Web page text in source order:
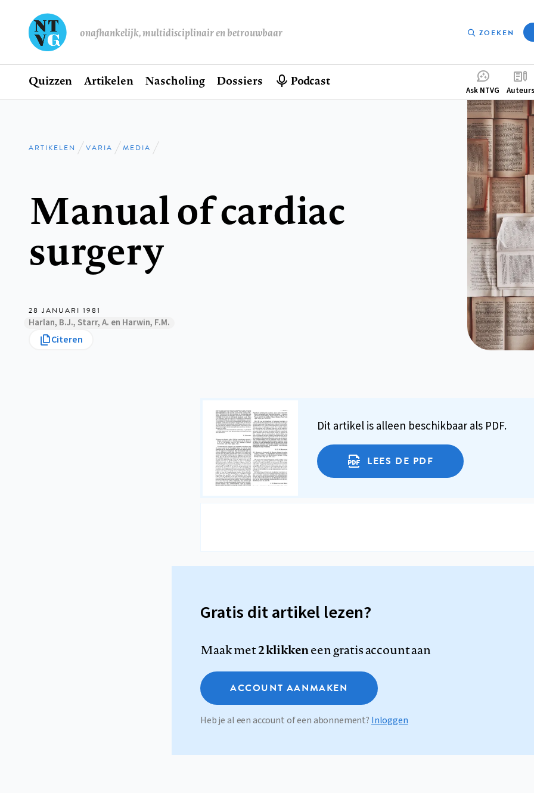
onafhankelijk, multidisciplinair en betrouwbaar ZOEKEN
Hoofdnavigatie
Home
Quizzen Artikelen Nascholing Dossiers Podcast
menu
Ask NTVG Auteurs
Kruimelpad
ARTIKELEN VARIA MEDIA
Manual of cardiac
surgery
28 JANUARI 1981
Harlan, B.J., Starr, A. en Harwin, F.M.
Citeren
Dit artikel is alleen beschikbaar als PDF.
LEES DE PDF
Gratis dit artikel lezen?
Maak met2 klikkeneen gratis account aan
ACCOUNT AANMAKEN
Heb je al een account of een abonnement? Inloggen